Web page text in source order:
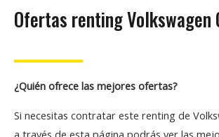
Ofertas renting Volkswagen
¿Quién ofrece las mejores ofertas?
Si necesitas contratar este renting de
a través de esta página podrás ver las